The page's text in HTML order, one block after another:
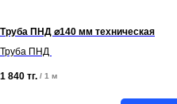
Труба ПНД ⌀140 мм техническая
Труба ПНД
1 840 тг. / 1 м